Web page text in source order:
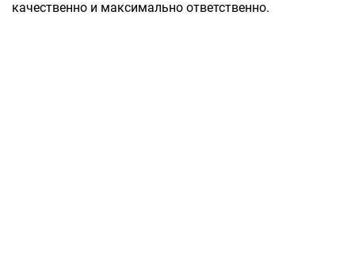
качественно и максимально ответственно.